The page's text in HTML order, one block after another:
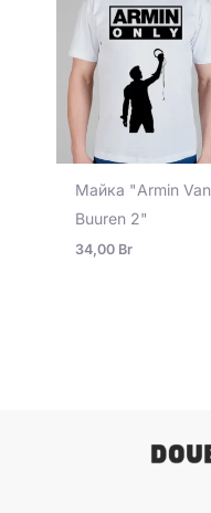
Майка "Armin Van
Buuren 2"
34,00 Br